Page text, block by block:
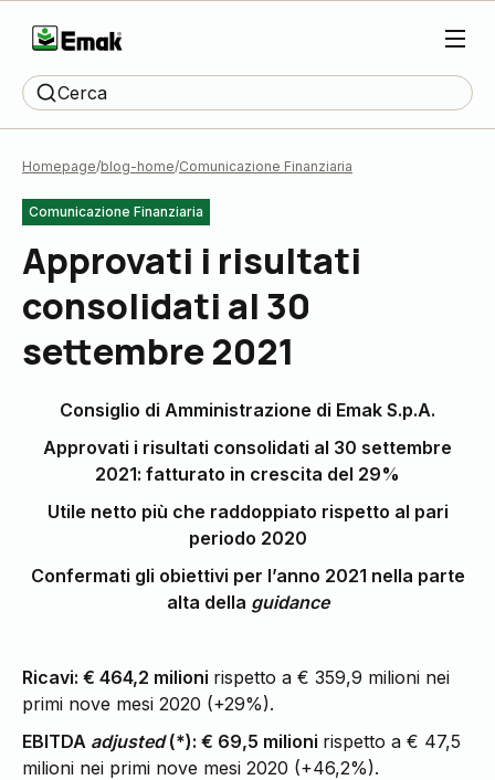
Cerca
Homepage blog-home Comunicazione Finanziaria
Comunicazione Finanziaria
Approvati i risultati
consolidati al 30
settembre 2021
Consiglio di Amministrazione di Emak S.p.A.
Approvati i risultati consolidati al 30 settembre
2021: fatturato in crescita del 29%
Utile netto più che raddoppiato rispetto al pari
periodo 2020
Confermati gli obiettivi per l’anno 2021 nella parte
alta della guidance
Ricavi: € 464,2 milioni rispetto a € 359,9 milioni nei
primi nove mesi 2020 (+29%).
EBITDA adjusted(*): € 69,5 milioni rispetto a € 47,5
milioni nei primi nove mesi 2020 (+46,2%).